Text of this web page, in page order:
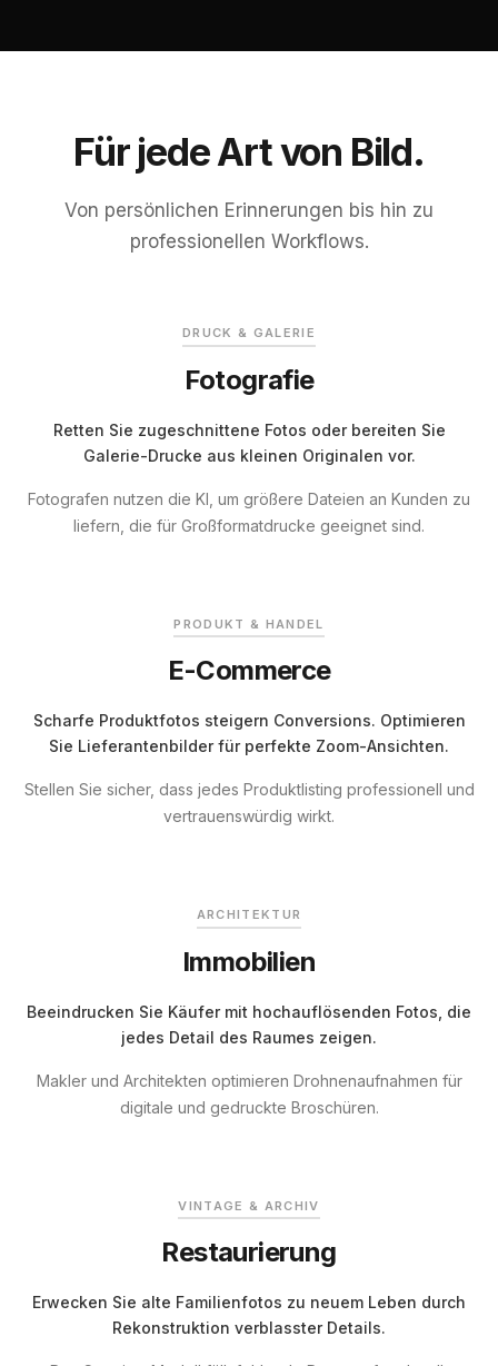
Für jede Art von Bild.
Von persönlichen Erinnerungen bis hin zu
professionellen Workflows.
DRUCK & GALERIE
Fotografie
Retten Sie zugeschnittene Fotos oder bereiten Sie
Galerie-Drucke aus kleinen Originalen vor.
Fotografen nutzen die KI, um größere Dateien an Kunden zu
liefern, die für Großformatdrucke geeignet sind.
PRODUKT & HANDEL
E-Commerce
Scharfe Produktfotos steigern Conversions. Optimieren
Sie Lieferantenbilder für perfekte Zoom-Ansichten.
Stellen Sie sicher, dass jedes Produktlisting professionell und
vertrauenswürdig wirkt.
ARCHITEKTUR
Immobilien
Beeindrucken Sie Käufer mit hochauflösenden Fotos, die
jedes Detail des Raumes zeigen.
Makler und Architekten optimieren Drohnenaufnahmen für
digitale und gedruckte Broschüren.
VINTAGE & ARCHIV
Restaurierung
Erwecken Sie alte Familienfotos zu neuem Leben durch
Rekonstruktion verblasster Details.